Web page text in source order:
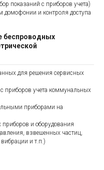
показаний с приборов учета)
и контроля доступа
беспроводных
для решения сервисных
приборов учета коммунальных
приборами на
и оборудования
взвешенных частиц,
и т.п.)